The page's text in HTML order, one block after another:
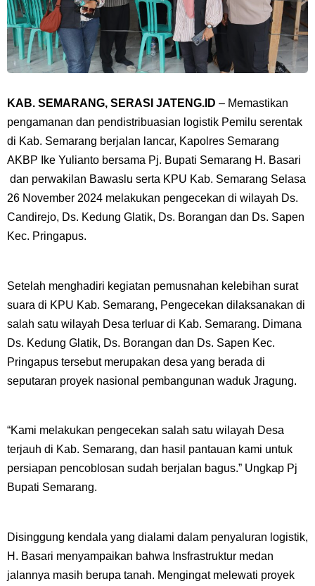
KAB. SEMARANG, SERASI JATENG.ID – Memastikan
pengamanan dan pendistribuasian logistik Pemilu serentak
di Kab. Semarang berjalan lancar, Kapolres Semarang
AKBP Ike Yulianto bersama Pj. Bupati Semarang H. Basari
dan perwakilan Bawaslu serta KPU Kab. Semarang Selasa
26 November 2024 melakukan pengecekan di wilayah Ds.
Candirejo, Ds. Kedung Glatik, Ds. Borangan dan Ds. Sapen
Kec. Pringapus.
Setelah menghadiri kegiatan pemusnahan kelebihan surat
suara di KPU Kab. Semarang, Pengecekan dilaksanakan di
salah satu wilayah Desa terluar di Kab. Semarang. Dimana
Ds. Kedung Glatik, Ds. Borangan dan Ds. Sapen Kec.
Pringapus tersebut merupakan desa yang berada di
seputaran proyek nasional pembangunan waduk Jragung.
“Kami melakukan pengecekan salah satu wilayah Desa
terjauh di Kab. Semarang, dan hasil pantauan kami untuk
persiapan pencoblosan sudah berjalan bagus.” Ungkap Pj
Bupati Semarang.
Disinggung kendala yang dialami dalam penyaluran logistik,
H. Basari menyampaikan bahwa Insfrastruktur medan
jalannya masih berupa tanah. Mengingat melewati proyek